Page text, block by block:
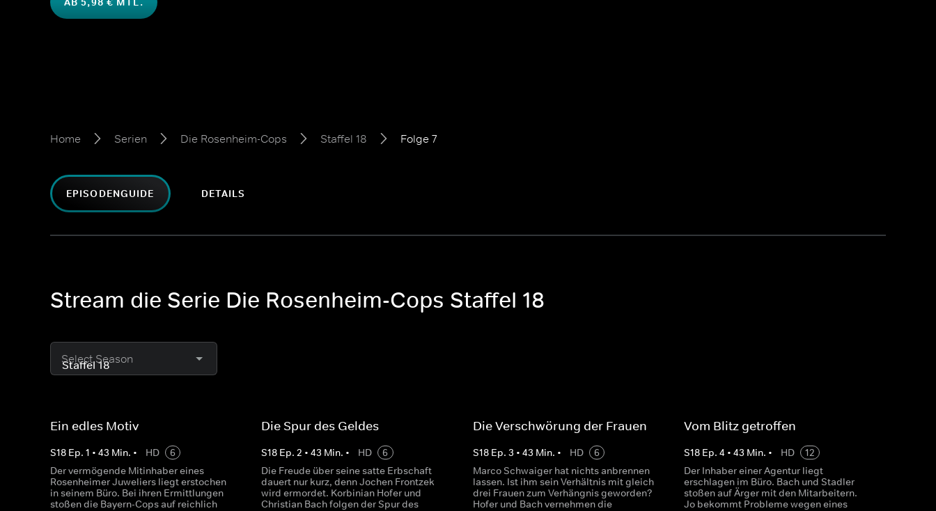
Home Serien Die Rosenheim-Cops Staffel 18 Folge 7
EPISODENGUIDE DETAILS
Stream die Serie Die Rosenheim-Cops Staffel 18
Select Season
Ein edles Motiv
S18 Ep. 1 • 43 Min. • HD
6
Der vermögende Mitinhaber eines
Rosenheimer Juweliers liegt erstochen
in seinem Büro. Bei ihren Ermittlungen
stoßen die Bayern-Cops auf reichlich
Die Spur des Geldes
S18 Ep.2 •43 Min. • HD
6
Die Freude über seine satte Erbschaft
dauert nur kurz, denn Jochen Frontzek
wird ermordet. Korbinian Hofer und
Christian Bach folgen der Spur des
Die Verschwörung der Frauen
S18 Ep. 3 • 43 Min. • HD
6
Marco Schwaiger hat nichts anbrennen
lassen. Ist ihm sein Verhältnis mit gleich
drei Frauen zum Verhängnis geworden?
Hofer und Bach vernehmen die
Vom Blitz getroffen
S18 Ep. 4 • 43 Min. • HD
12
Der Inhaber einer Agentur liegt
erschlagen im Büro. Bach und Stadler
stoßen auf Ärger mit den Mitarbeitern.
Jo bekommt Probleme wegen eines